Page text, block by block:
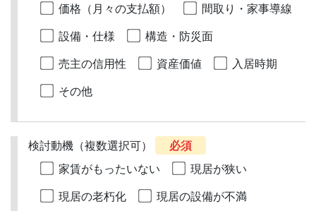
価格（月々の支払額）
間取り・家事導線
設備・仕様
構造・防災面
売主の信用性
資産価値
入居時期
その他
検討動機（複数選択可）
必須
家賃がもったいない
現居が狭い
現居の老朽化
現居の設備が不満